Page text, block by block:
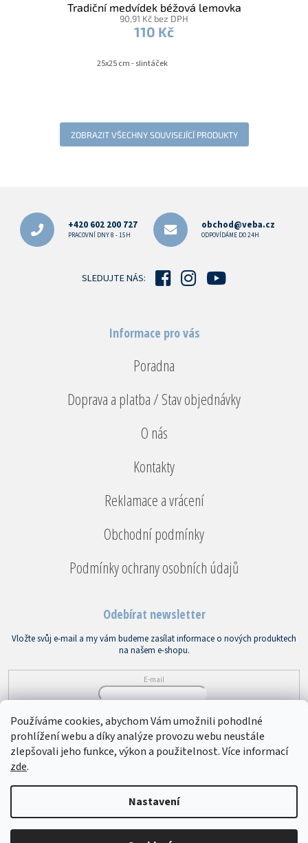
Používáme cookies, abychom Vám umožnili pohodlné
prohlížení webu a díky analýze provozu webu neustále
zlepšovali jeho funkce, výkon a použitelnost. Více informací
zde.
Nastavení
Tradiční medvídek béžová lemovka
90,91 Kč bez DPH
110 Kč
25x25 cm - slintáček
ZOBRAZIT VŠECHNY SOUVISEJÍCÍ PRODUKTY
+420 602 200 727
PRACOVNÍ DNY 8 - 15H
obchod@veba.cz
ODPOVÍDÁME DO 24H
SLEDUJTE NÁS:
Informace pro vás
Poradna
Doprava a platba / Stav objednávky
O nás
Kontakty
Reklamace a vrácení
Obchodní podmínky
Podmínky ochrany osobních údajů
Odebírat newsletter
Vložte svůj e-mail a my vám budeme zasílat informace o nových produktech
na našem e-shopu.
E-mail
PŘIHLÁSIT SE
Bytový textil VEBA . Všechna práva vyhrazena.
nastavení cookies